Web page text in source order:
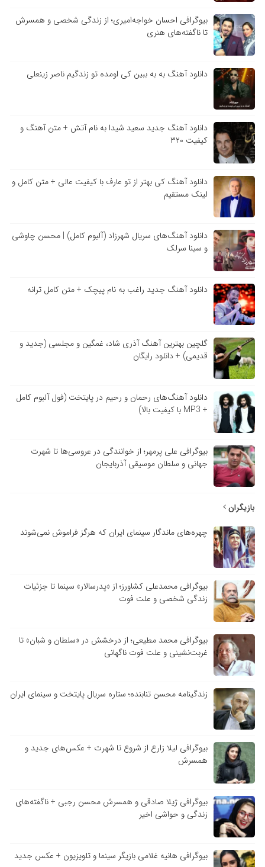
بیوگرافی احسان خواجه‌امیری؛ از زندگی شخصی و همسرش
تا ناگفته‌های هنری
دانلود آهنگ به به ببین کی اومده تو زندگیم ناصر زینعلی
دانلود آهنگ جدید سعید شیدا به نام آتش + متن آهنگ و
کیفیت ۳۲۰
دانلود آهنگ کی بهتر از تو عارف با کیفیت عالی + متن کامل و
لینک مستقیم
دانلود آهنگ‌های سریال شهرزاد (آلبوم کامل) | محسن چاوشی
و سینا سرلک
دانلود آهنگ جدید راغب به نام پیچک + متن کامل ترانه
گلچین بهترین آهنگ آذری شاد، غمگین و مجلسی (جدید و
قدیمی) + دانلود رایگان
دانلود آهنگ‌های رحمان و رحیم در پایتخت (فول آلبوم کامل
+ MP3 با کیفیت بالا)
بیوگرافی علی پرمهر؛ از خوانندگی در عروسی‌ها تا شهرت
جهانی و سلطان موسیقی آذربایجان
بازیگران
چهره‌های ماندگار سینمای ایران که هرگز فراموش نمی‌شوند
بیوگرافی محمدعلی کشاورز؛ از «پدرسالار» سینما تا جزئیات
زندگی شخصی و علت فوت
بیوگرافی محمد مطیعی؛ از درخشش در «سلطان و شبان» تا
غربت‌نشینی و علت فوت ناگهانی
زندگینامه محسن تنابنده؛ ستاره سریال پایتخت و سینمای ایران
بیوگرافی لیلا زارع از شروع تا شهرت + عکس‌های جدید و
همسرش
بیوگرافی ژیلا صادقی و همسرش محسن رجبی + ناگفته‌های
زندگی و حواشی اخیر
بیوگرافی هانیه غلامی بازیگر سینما و تلویزیون + عکس جدید